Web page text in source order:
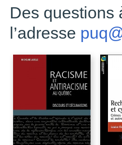
Des questions
l’adresse